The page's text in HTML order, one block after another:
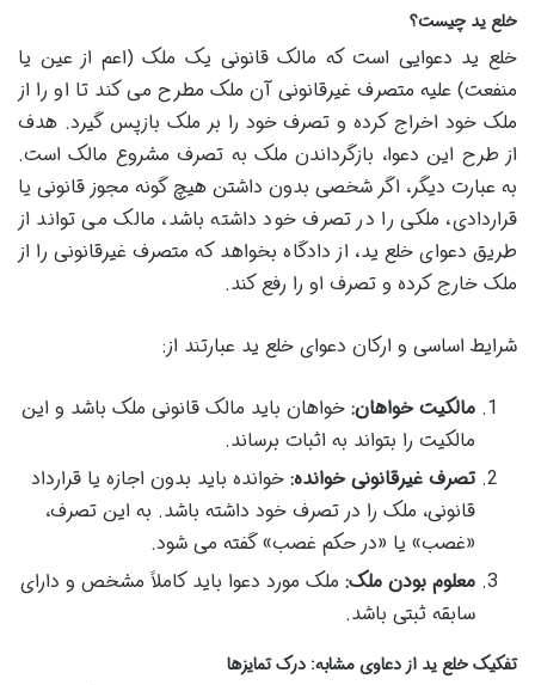
خلع ید چیست؟
خلع ید دعوایی است که مالک قانونی یک ملک (اعم از عین یا
منفعت) علیه متصرف غیرقانونی آن ملک مطرح می کند تا او را از
ملک خود اخراج کرده و تصرف خود را بر ملک بازپس گیرد. هدف
از طرح این دعوا، بازگرداندن ملک به تصرف مشروع مالک است.
به عبارت دیگر، اگر شخصی بدون داشتن هیچ گونه مجوز قانونی یا
قراردادی، ملکی را در تصرف خود داشته باشد، مالک می تواند از
طریق دعوای خلع ید، از دادگاه بخواهد که متصرف غیرقانونی را از
ملک خارج کرده و تصرف او را رفع کند.
شرایط اساسی و ارکان دعوای خلع ید عبارتند از:
مالکیت خواهان: خواهان باید مالک قانونی ملک باشد و این
مالکیت را بتواند به اثبات برساند.
تصرف غیرقانونی خوانده: خوانده باید بدون اجازه یا قرارداد
قانونی، ملک را در تصرف خود داشته باشد. به این تصرف،
«غصب» یا «در حکم غصب» گفته می شود.
معلوم بودن ملک: ملک مورد دعوا باید کاملاً مشخص و دارای
سابقه ثبتی باشد.
تفکیک خلع ید از دعاوی مشابه: درک تمایزها